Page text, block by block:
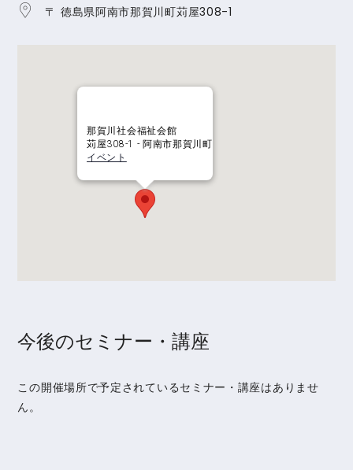
〒 徳島県阿南市那賀川町苅屋308-1
那賀川社会福祉会館
苅屋308-1 - 阿南市那賀川町
イベント
今後のセミナー・講座
この開催場所で予定されているセミナー・講座はありませ
ん。